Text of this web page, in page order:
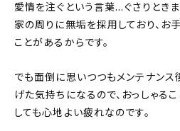
愛情を注ぐという言葉…ぐさりとき
家の周りに無垢を採用しており、お
ことがあるからです。
でも面倒に思いつつもメンテナン
げた気持ちになるので、おっしゃる
しても心地よい疲れなのです。